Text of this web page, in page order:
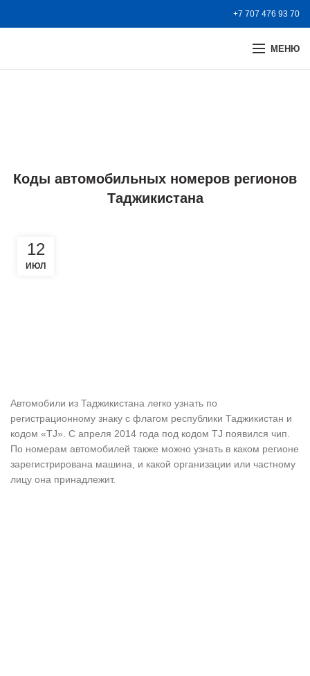
+7 707 476 93 70
МЕНЮ
Коды автомобильных номеров регионов
Таджикистана
12
ИЮЛ
Автомобили из Таджикистана легко узнать по
регистрационному знаку с флагом республики Таджикистан и
кодом «TJ». С апреля 2014 года под кодом TJ появился чип.
По номерам автомобилей также можно узнать в каком регионе
зарегистрирована машина, и какой организации или частному
лицу она принадлежит.